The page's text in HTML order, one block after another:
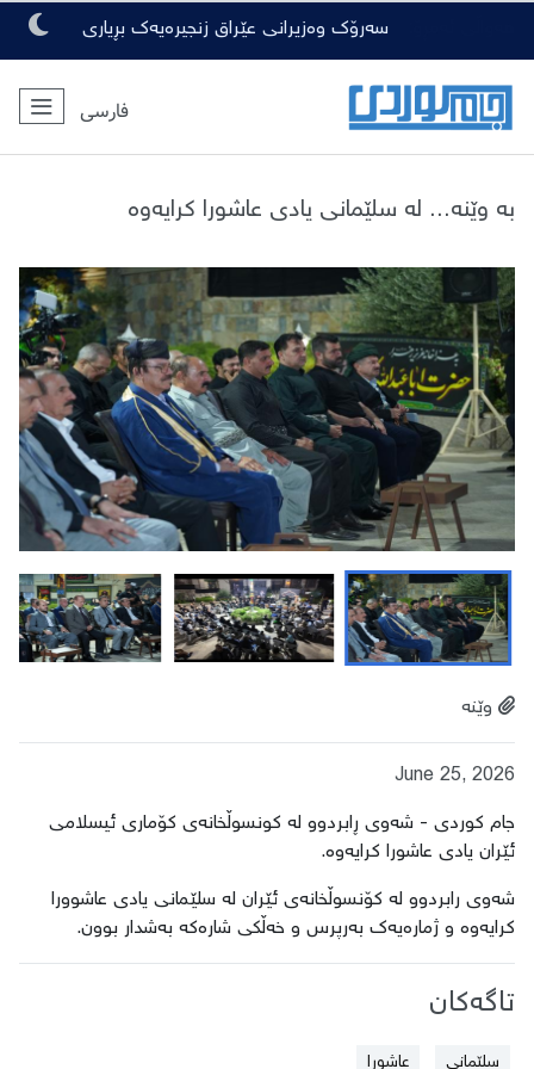
سەرۆک وەزیرانی عێراق زنجیرەیەک بڕیاری
گرنگی لەبارەی ڕەوشی ئەمنی دەرکرد
فارسی
بە وێنە... لە سلێمانی یادی عاشورا کرایەوە
وێنە
June 25, 2026
جام کوردی - شەوی ڕابردوو لە کونسوڵخانەی کۆماری ئیسلامی
ئێران یادی عاشورا کرایەوە.
شەوی رابردوو لە کۆنسوڵخانەی ئێران لە سلێمانی یادی عاشوورا
کرایەوە و ژمارەیەک بەرپرس و خەڵکی شارەکە بەشدار بوون.
تاگەکان
سلێمانی عاشورا